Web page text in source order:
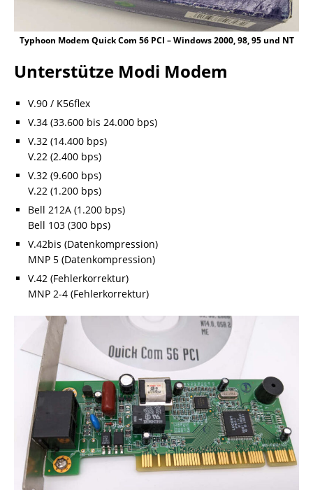
Typhoon Modem Quick Com 56 PCI – Windows 2000, 98, 95 und NT
Unterstütze Modi Modem
V.90 / K56flex
V.34 (33.600 bis 24.000 bps)
V.32 (14.400 bps)
V.22 (2.400 bps)
V.32 (9.600 bps)
V.22 (1.200 bps)
Bell 212A (1.200 bps)
Bell 103 (300 bps)
V.42bis (Datenkompression)
MNP 5 (Datenkompression)
V.42 (Fehlerkorrektur)
MNP 2-4 (Fehlerkorrektur)